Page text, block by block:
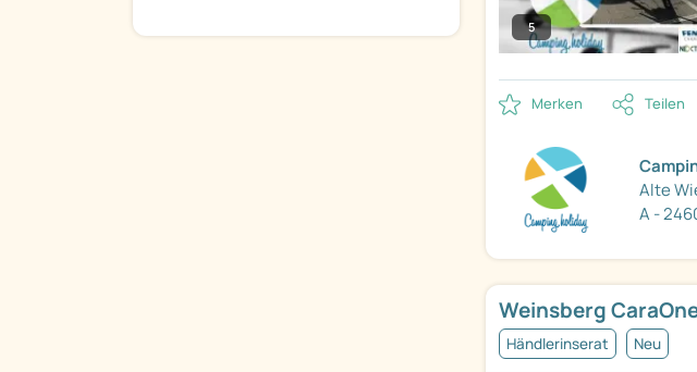
5
Merken Teilen
Alte
A -
Weinsberg
Händlerinserat Neu